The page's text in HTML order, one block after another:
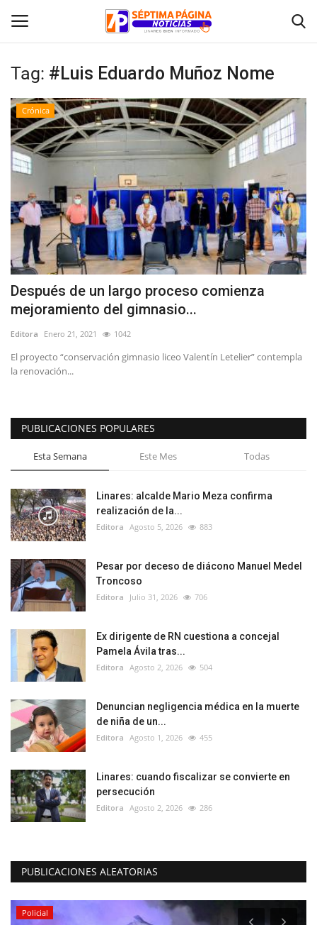
Inicio
Crónica
Policial
Tribunales
Deporte
Política
Espectáculos
Tag: #Luis Eduardo Muñoz Nome
Crónica
Después de un largo proceso comienza
mejoramiento del gimnasio...
Editora Enero 21, 2021 1042
El proyecto “conservación gimnasio liceo Valentín Letelier” contempla
la renovación...
PUBLICACIONES POPULARES
Esta Semana Este Mes Todas
Linares: alcalde Mario Meza confirma
realización de la...
Editora Agosto 5, 2026 883
Pesar por deceso de diácono Manuel Medel
Troncoso
Editora Julio 31, 2026 706
Ex dirigente de RN cuestiona a concejal
Pamela Ávila tras...
Editora Agosto 2, 2026 504
Denuncian negligencia médica en la muerte
de niña de un...
Editora Agosto 1, 2026 455
Linares: cuando fiscalizar se convierte en
persecución
Editora Agosto 2, 2026 286
PUBLICACIONES ALEATORIAS
Policial